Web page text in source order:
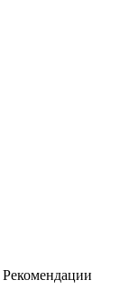
Рекомендации